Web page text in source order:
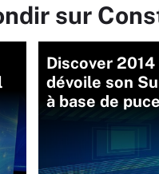
sur
Discover 2014
dévoile son
à base de